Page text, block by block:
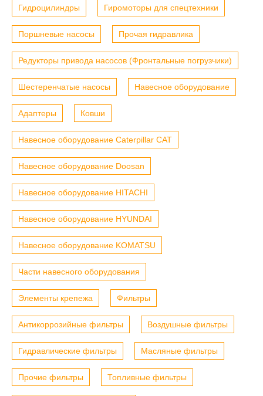
Гидроцилиндры Гиромоторы для спецтехники
Поршневые насосы Прочая гидравлика
Редукторы привода насосов (Фронтальные погрузчики)
Шестеренчатые насосы Навесное оборудование
Адаптеры Ковши
Навесное оборудование Caterpillar CAT
Навесное оборудование Doosan
Навесное оборудование HITACHI
Навесное оборудование HYUNDAI
Навесное оборудование KOMATSU
Части навесного оборудования
Элементы крепежа Фильтры
Антикоррозийные фильтры Воздушные фильтры
Гидравлические фильтры Масляные фильтры
Прочие фильтры Топливные фильтры